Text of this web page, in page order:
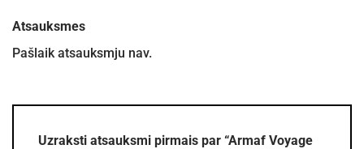
Atsauksmes
Pašlaik atsauksmju nav.
Uzraksti atsauksmi pirmais par “Armaf Voyage